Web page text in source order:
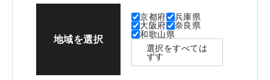
地域を選択
京都府
兵庫県
大阪府
奈良県
和歌山県
選択をすべては
ずす